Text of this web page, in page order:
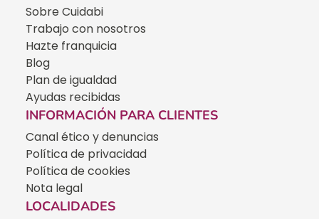
Sobre Cuidabi
Trabajo con nosotros
Hazte franquicia
Blog
Plan de igualdad
Ayudas recibidas
INFORMACIÓN PARA CLIENTES
Canal ético y denuncias
Política de privacidad
Política de cookies
Nota legal
LOCALIDADES